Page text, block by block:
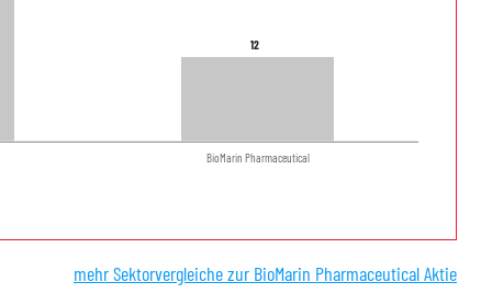
12
12
BioMarin Pharmaceutical
mehr Sektorvergleiche zur BioMarin Pharmaceutical Aktie